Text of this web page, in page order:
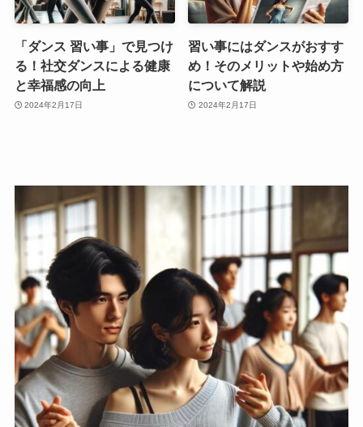
「ダンス 習い事」で見つけ
る！社交ダンスによる健康
と幸福感の向上
2024年2月17日
習い事にはダンスがおすす
め！そのメリットや始め方
について解説
2024年2月17日